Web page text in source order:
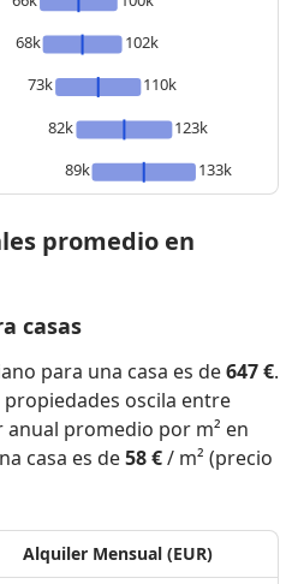
68k
102k
73k
110k
82k
123k
89k
133k
promedio en
casas
para una casa es de647 €.
propiedades oscila entre
anual promedio por m² en
casa es de58 €/ m² (precio
Alquiler Mensual (EUR)